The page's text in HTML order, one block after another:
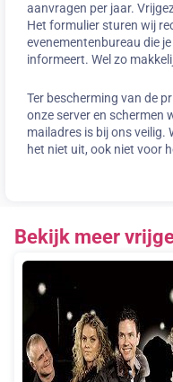
aanvragen per jaar.
Het formulier sturen wij
evenementenbureau die
informeert. Wel zo
Ter bescherming van de
onze server en schermen
mailadres is bij ons veilig.
het niet uit, ook niet voor
Bekijk meer